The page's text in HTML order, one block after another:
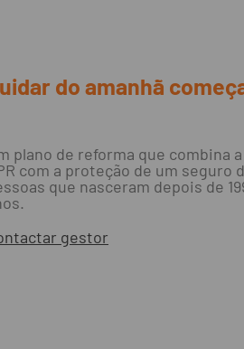
do amanhã
plano de reforma que combina
com a proteção de um seguro
que nasceram depois de
gestor